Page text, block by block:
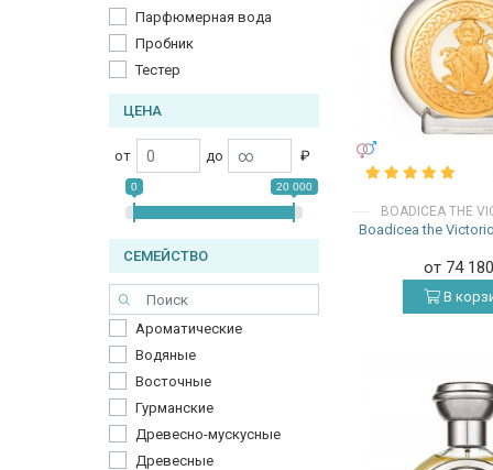
Парфюмерная вода
Пробник
Тестер
ЦЕНА
от до ₽
0 20 000
СЕМЕЙСТВО
Ароматические
Водяные
Восточные
Гурманские
Древесно-мускусные
Древесные
BOADICEA THE
Boadicea the
от 74
В